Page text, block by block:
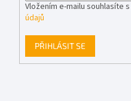
Vložením e-mailu souhlasíte s
údajů
PŘIHLÁSIT SE